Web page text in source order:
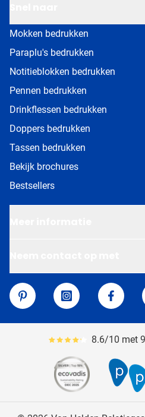
Mokken bedrukken
Paraplu's bedrukken
Notitieblokken bedrukken
Pennen bedrukken
Drinkflessen bedrukken
Doppers bedrukken
Tassen bedrukken
Bekijk brochures
Bestsellers
Van Helden Relatiegeschenken
Pinterest
Instagram
Gemiddeld8.6/10 met